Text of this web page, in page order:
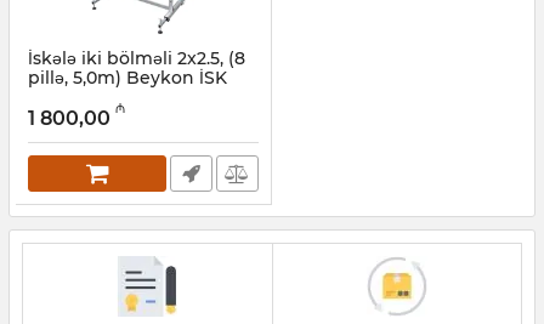
İskələ iki bölməli 2x2.5, (8
pillə, 5,0m) Beykon İSK
Artikul: 010001080
1 800,00 ₼